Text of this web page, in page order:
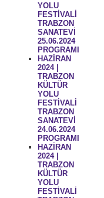
YOLU
FESTİVALİ
TRABZON
SANATEVİ
25.06.2024
PROGRAMI
HAZİRAN
2024 |
TRABZON
KÜLTÜR
YOLU
FESTİVALİ
TRABZON
SANATEVİ
24.06.2024
PROGRAMI
HAZİRAN
2024 |
TRABZON
KÜLTÜR
YOLU
FESTİVALİ